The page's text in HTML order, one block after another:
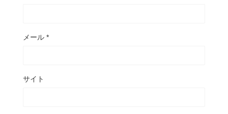
メール *
サイト